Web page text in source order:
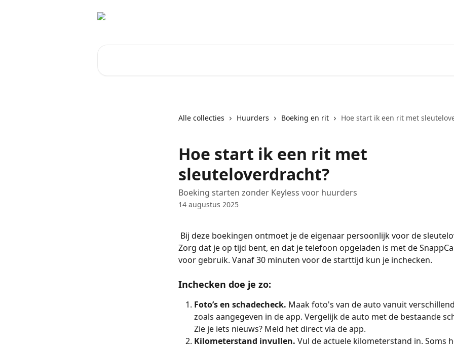
Alle collecties Huurders Boeking en rit Hoe start ik een rit met
Hoe start ik een rit met
sleuteloverdracht?
Boeking starten zonder Keyless voor huurders
14 augustus 2025
Zorg dat je op tijd bent, en dat je telefoon opgeladen is met de
voor gebruik. Vanaf 30 minuten voor de starttijd kun je inchecken.
Inchecken doe je zo:
Foto’s en schadecheck. Maak foto's van de auto vanuit
zoals aangegeven in de app. Vergelijk de auto met de bestaande
Zie je iets nieuws? Meld het direct via de app.
Kilometerstand invullen. Vul de actuele kilometerstand in. Soms